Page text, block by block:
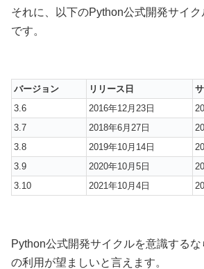
それに、以下のPython公式開発サイク
です。
バージョン リリース日
3.6
2016年12月23日
3.7
2018年6月27日
3.8
2019年10月14日
3.9
2020年10月5日
3.10
2021年10月4日
Python公式開発サイクルを意識する
の利用が望ましいと言えます。